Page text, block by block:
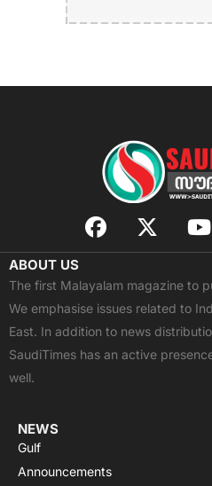
F
a
c
e
b
o
o
k
X
-
t
w
i
t
t
e
Y
o
u
t
u
b
e
ABOUT US
The first Malayalam magazine to
We emphasise issues related to
East. In addition to news
SaudiTimes has an active
well.
NEWS
Gulf
Announcements